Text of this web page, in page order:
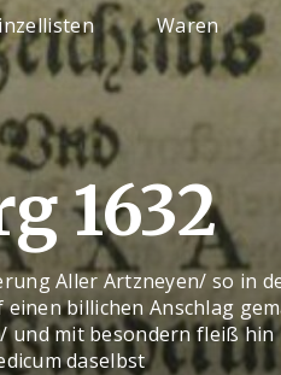
Waren
1632
Aller Artzneyen/ so in
billichen Anschlag
und mit besondern fleiß hin
daselbst